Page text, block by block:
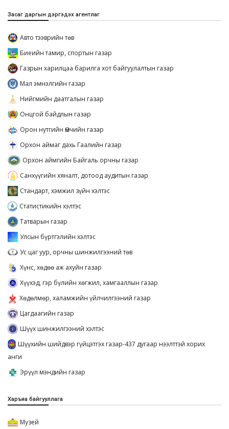
Засаг даргын дэргэдэх агентлаг
Авто тээврийн төв
Биеийн тамир, спортын газар
Газрын харилцаа барилга хот байгуулалтын газар
Мал эмнэлгийн газар
Нийгмийн даатгалын газар
Онцгой байдлын газар
Орон нутгийн Өмчийн газар
Орхон аймаг дахь Гаалийн газар
Орхон аймгийн Байгаль орчны газар
Санхүүгийн хяналт, дотоод аудитын газар
Стандарт, хэмжил зүйн хэлтэс
Статистикийн хэлтэс
Татварын газар
Улсын бүртгэлийн хэлтэс
Ус цаг уур, орчны шинжилгээний төв
Хүнс, хөдөө аж ахуйн газар
Хүүхэд, гэр бүлийн хөгжил, хамгааллын газар
Хөдөлмөр, халамжийн үйлчилгээний газар
Цагдаагийн газар
Шүүх шинжилгээний хэлтэс
Шүүхийн шийдвэр гүйцэтгэх газар-437 дугаар нээлттэй хорих
анги
Эрүүл мэндийн газар
Харъяа байгууллага
Музей